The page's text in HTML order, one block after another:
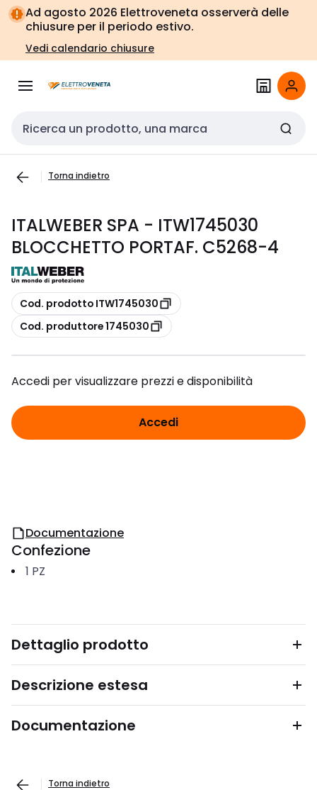
Vai alla
navigazione
Vai
alla
pagina
Ad agosto 2026 Elettroveneta osserverà delle
chiusure per il periodo estivo.
Vedi calendario chiusure
Cerca input
Torna indietro
ITALWEBER SPA - ITW1745030
BLOCCHETTO PORTAF. C5268-4
copia
Cod. prodotto ITW1745030
copia
Cod. produttore 1745030
Accedi per visualizzare prezzi e disponibilità
Accedi
Documentazione
Confezione
1 PZ
Dettaglio prodotto
Descrizione estesa
Documentazione
Torna indietro